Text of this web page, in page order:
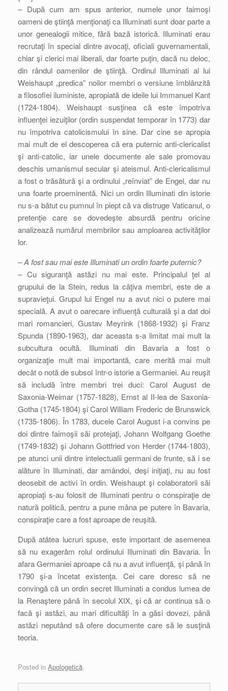
– După cum am spus anterior, numele unor faimoşi
oameni de ştiinţă menţionaţi ca Illuminati sunt doar parte a
unor genealogii mitice, fără bază istorică. Illuminati erau
recrutaţi în special dintre avocaţi, oficiali guvernamentali,
chiar şi clerici mai liberali, dar foarte puţin, dacă nu deloc,
din rândul oamenilor de ştiinţă. Ordinul Illuminati al lui
Weishaupt „predica” noilor membri o versiune îmblânzită
a filosofiei iluministe, apropiată de ideile lui Immanuel Kant
(1724-1804). Weishaupt susţinea că este împotriva
influenţei iezuiţilor (ordin suspendat temporar în 1773) dar
nu împotriva catolicismului în sine. Dar cine se apropia
mai mult de el descoperea că era puternic anti-clericalist
şi anti-catolic, iar unele documente ale sale promovau
deschis umanismul secular şi ateismul. Anti-clericalismul
a fost o trăsătură şi a ordinului „reînviat” de Engel, dar nu
una foarte proeminentă. Nici un ordin Illuminati din istorie
nu s-a bătut cu pumnul în piept că va distruge Vaticanul, o
pretenţie care se dovedeşte absurdă pentru oricine
analizează numărul membrilor sau amploarea activităţilor
lor.
– A fost sau mai este Illuminati un ordin foarte puternic?
– Cu siguranţă astăzi nu mai este. Principalul ţel al
grupului de la Stein, redus la câţiva membri, este de a
supravieţui. Grupul lui Engel nu a avut nici o putere mai
specială. A avut o oarecare influenţă culturală şi a dat doi
mari romancieri, Gustav Meyrink (1868-1932) şi Franz
Spunda (1890-1963), dar aceasta s-a limitat mai mult la
subcultura ocultă. Illuminati din Bavaria a fost o
organizaţie mult mai importantă, care merită mai mult
decât o notă de subsol într-o istorie a Germaniei. Au reuşit
să includă între membri trei duci: Carol August de
Saxonia-Weimar (1757-1828), Ernst al II-lea de Saxonia-
Gotha (1745-1804) şi Carol William Frederic de Brunswick
(1735-1806). În 1783, ducele Carol August i-a convins pe
doi dintre faimoşii săi protejaţi, Johann Wolfgang Goethe
(1749-1832) şi Johann Gottfried von Herder (1744-1803),
pe atunci unii dintre intelectualii germani de frunte, să i se
alăture în Illuminati, dar amândoi, deşi iniţiaţi, nu au fost
deosebit de activi în ordin. Weishaupt şi colaboratorii săi
apropiaţi s-au folosit de Illuminati pentru o conspiraţie de
natură politică, pentru a pune mâna pe putere în Bavaria,
conspiraţie care a fost aproape de reuşită.
După atâtea lucruri spuse, este important de asemenea
să nu exagerăm rolul ordinului Illuminati din Bavaria. În
afara Germaniei aproape că nu a avut influenţă, şi până în
1790 şi-a încetat existenţa. Cei care doresc să ne
convingă că un ordin secret Illuminati a condus lumea de
la Renaştere până în secolul XIX, şi că ar continua să o
facă şi astăzi, au mari dificultăţi în a găsi dovezi, până
astăzi neputând să ofere documente care să le susţină
teoria.
Posted in Apologetică.